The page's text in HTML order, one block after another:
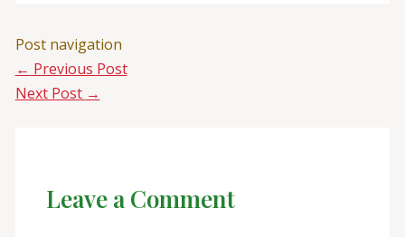
Post navigation
← Previous Post
Next Post →
Leave a Comment